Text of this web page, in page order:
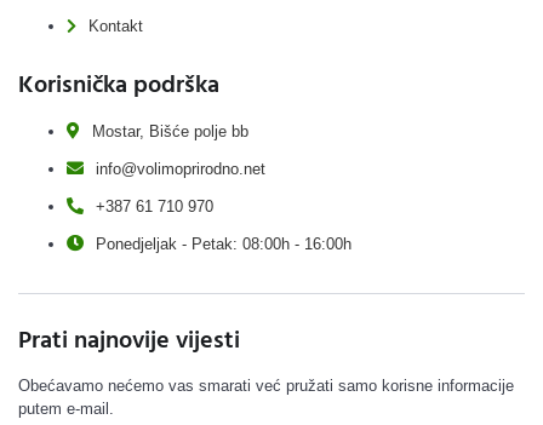
Kontakt
Korisnička podrška
Mostar, Bišće polje bb
info@volimoprirodno.net
+387 61 710 970
Ponedjeljak - Petak: 08:00h - 16:00h
Prati najnovije vijesti
Obećavamo nećemo vas smarati već pružati samo korisne informacije
putem e-mail.